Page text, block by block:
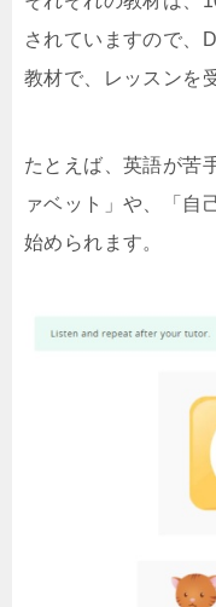
されていますので、
教材で、レッスンを
たとえば、英語が苦
ァベット」や、「自
始められます。